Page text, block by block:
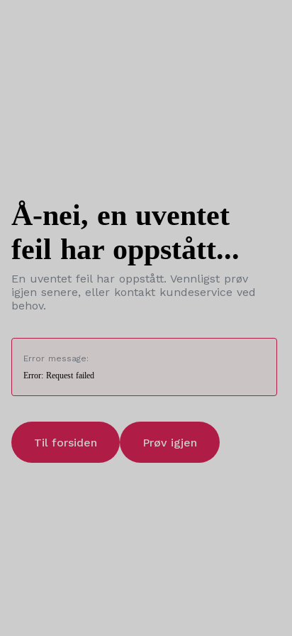
Å-nei, en uventet
feil har oppstått...
En uventet feil har oppstått. Vennligst prøv
igjen senere, eller kontakt kundeservice ved
behov.
Error message:
Error: Request failed
Til forsiden Prøv igjen